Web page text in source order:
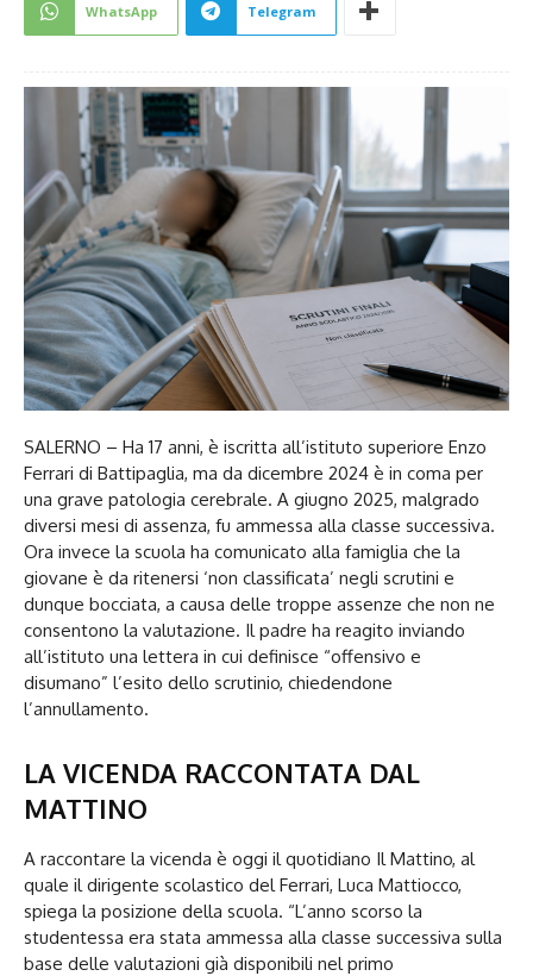
WhatsApp Telegram
SALERNO – Ha 17 anni, è iscritta all’istituto superiore Enzo
Ferrari di Battipaglia, ma da dicembre 2024 è in coma per
una grave patologia cerebrale. A giugno 2025, malgrado
diversi mesi di assenza, fu ammessa alla classe successiva.
Ora invece la scuola ha comunicato alla famiglia che la
giovane è da ritenersi ‘non classificata’ negli scrutini e
dunque bocciata, a causa delle troppe assenze che non ne
consentono la valutazione. Il padre ha reagito inviando
all’istituto una lettera in cui definisce “offensivo e
disumano” l’esito dello scrutinio, chiedendone
l’annullamento.
LA VICENDA RACCONTATA DAL
MATTINO
A raccontare la vicenda è oggi il quotidiano Il Mattino, al
quale il dirigente scolastico del Ferrari, Luca Mattiocco,
spiega la posizione della scuola. “L’anno scorso la
studentessa era stata ammessa alla classe successiva sulla
base delle valutazioni già disponibili nel primo